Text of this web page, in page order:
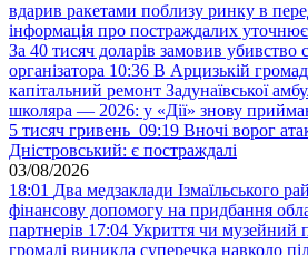
вдарив ракетами поблизу ринку в
інформація про постраждалих
За 40 тисяч доларів замовив убивство
організатора 10:36 В Арцизькій
капітальний ремонт Задунаївської
школяра — 2026: у «Дії» знову
5 тисяч гривень 09:19 Вночі ворог
Дністровський: є постраждалі
03/08/2026
18:01 Два медзаклади Ізмаїльського
фінансову допомогу на придбання
партнерів 17:04 Укриття чи музейний
громаді виникла суперечка навколо